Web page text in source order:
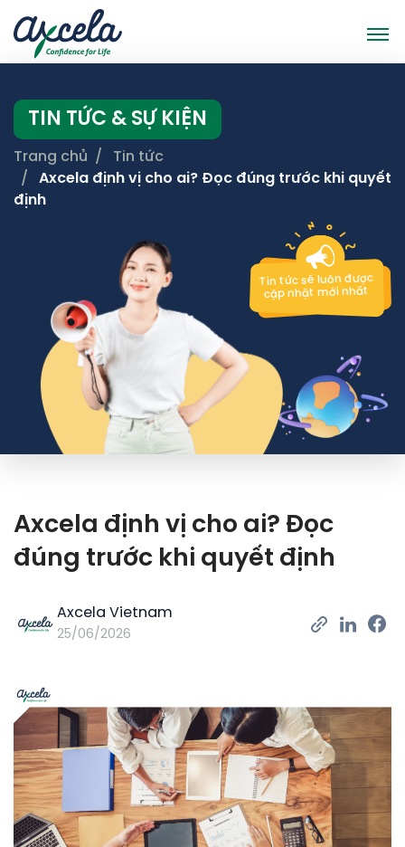
TIN TỨC & SỰ KIỆN
Trang chủ
Tin tức
Axcela định vị cho ai? Đọc đúng trước khi quyết
định
Tin tức sẽ luôn được
cập nhật mới nhất
Axcela định vị cho ai? Đọc
đúng trước khi quyết định
Axcela Vietnam
25/06/2026